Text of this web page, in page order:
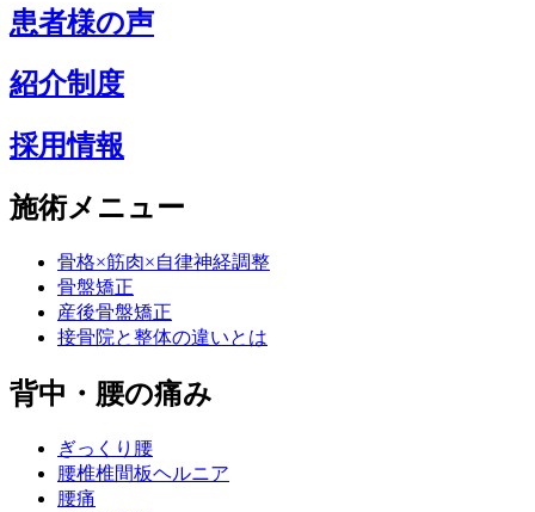
患者様の声
紹介制度
採用情報
施術メニュー
骨格×筋肉×自律神経調整
骨盤矯正
産後骨盤矯正
接骨院と整体の違いとは
背中・腰の痛み
ぎっくり腰
腰椎椎間板ヘルニア
腰痛